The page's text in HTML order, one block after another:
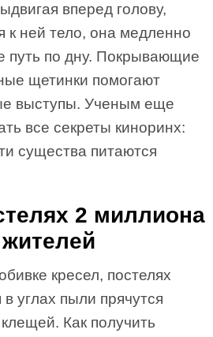
вперед голову,
к ней тело, она медленно
путь по дну. Покрывающие
щетинки помогают
выступы. Ученым еще
все секреты киноринх:
существа питаются
2 миллиона
кресел, постелях
углах пыли прячутся
Как получить